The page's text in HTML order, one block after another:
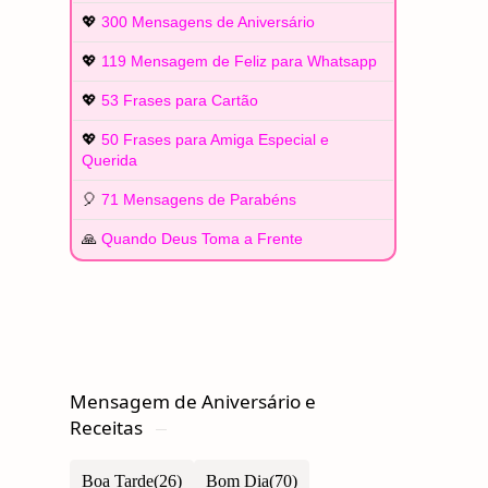
💖 300 Mensagens de Aniversário
💖 119 Mensagem de Feliz para Whatsapp
💖 53 Frases para Cartão
💖 50 Frases para Amiga Especial e
Querida
🎈 71 Mensagens de Parabéns
🙏 Quando Deus Toma a Frente
Mensagem de Aniversário e
Receitas
Boa Tarde Bom Dia